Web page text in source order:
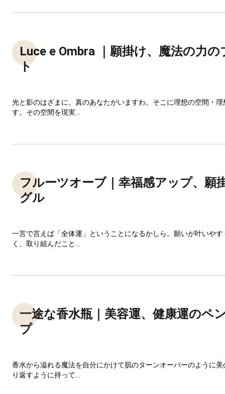
Luce e Ombra ｜願掛け、魔法の力
ト
光と影のはざまに、真のあなたがいますわ。そこに理想の空間・
す。その空間を現実...
フルーツオーブ｜幸福感アップ、願
グル
一言で言えば「全体運」ということになるかしら。願いが叶いや
く、取り組んだこと...
一途な香水瓶｜美容運、健康運のペ
プ
香水から溢れる魔法を自分にかけて肌のターンオーバーのように
り返すように持って...